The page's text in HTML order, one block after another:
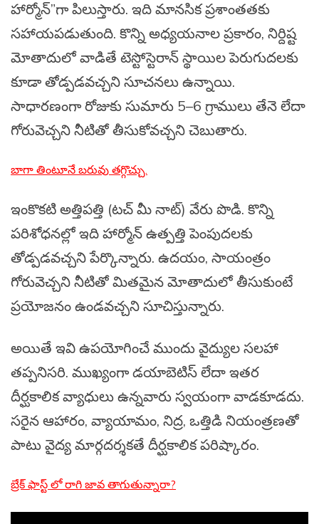
హార్మోన్”గా పిలుస్తారు. ఇది మానసిక ప్రశాంతతకు
సహాయపడుతుంది. కొన్ని అధ్యయనాల ప్రకారం, నిర్దిష్ట
మోతాదులో వాడితే టెస్టోస్టెరాన్ స్థాయిల పెరుగుదలకు
కూడా తోడ్పడవచ్చని సూచనలు ఉన్నాయి.
సాధారణంగా రోజుకు సుమారు 5–6 గ్రాములు తేనె లేదా
గోరువెచ్చని నీటితో తీసుకోవచ్చని చెబుతారు.
బాగా తింటూనే బరువు తగ్గొచ్చు.
ఇంకొకటి అత్తిపత్తి (టచ్ మీ నాట్) వేరు పొడి. కొన్ని
పరిశోధనల్లో ఇది హార్మోన్ ఉత్పత్తి పెంపుదలకు
తోడ్పడవచ్చని పేర్కొన్నారు. ఉదయం, సాయంత్రం
గోరువెచ్చని నీటితో మితమైన మోతాదులో తీసుకుంటే
ప్రయోజనం ఉండవచ్చని సూచిస్తున్నారు.
అయితే ఇవి ఉపయోగించే ముందు వైద్యుల సలహా
తప్పనిసరి. ముఖ్యంగా డయాబెటిస్ లేదా ఇతర
దీర్ఘకాలిక వ్యాధులు ఉన్నవారు స్వయంగా వాడకూడదు.
సరైన ఆహారం, వ్యాయామం, నిద్ర, ఒత్తిడి నియంత్రణతో
పాటు వైద్య మార్గదర్శకతే దీర్ఘకాలిక పరిష్కారం.
బ్రేక్ ఫాస్ట్ లో రాగి జావ తాగుతున్నారా?